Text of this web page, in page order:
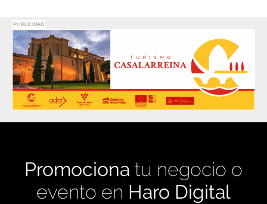
PUBLICIDAD
Promociona tu negocio o
evento en Haro Digital